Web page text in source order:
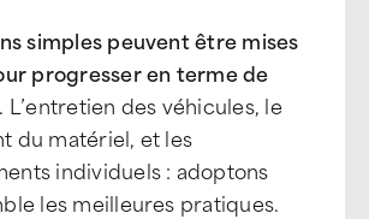
simples peuvent être mises
progresser en terme de
. L’entretien des véhicules, le
du matériel, et les
individuels : adoptons
les meilleures pratiques.